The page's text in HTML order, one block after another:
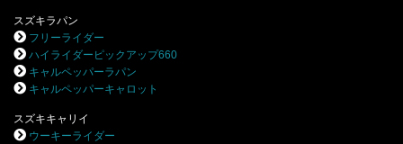
スズキラパン
フリーライダー
ハイライダーピックアップ660
キャルペッパーラパン
キャルペッパーキャロット
スズキキャリイ
ウーキーライダー